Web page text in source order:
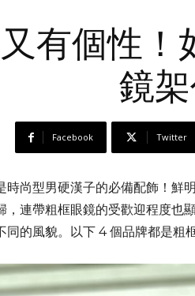
有個性
鏡架
Facebook Twitter
時尚型男硬漢子的必備配飾！
連帶粗框眼鏡的受歡迎程度也
的風貌。以下 4 個品牌都是粗